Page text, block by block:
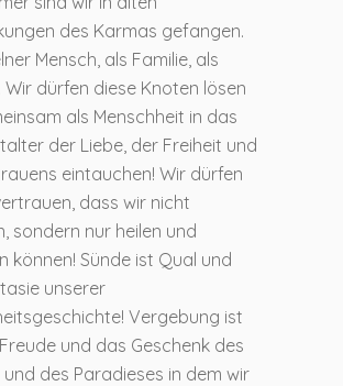
des Karmas gefangen.
Mensch, als Familie, als
Wir dürfen diese Knoten lösen
als Menschheit in das
der Liebe, der Freiheit und
eintauchen! Wir dürfen
dass wir nicht
sondern nur heilen und
können! Sünde ist Qual und
unserer
Vergebung ist
und das Geschenk des
und des Paradieses in dem wir